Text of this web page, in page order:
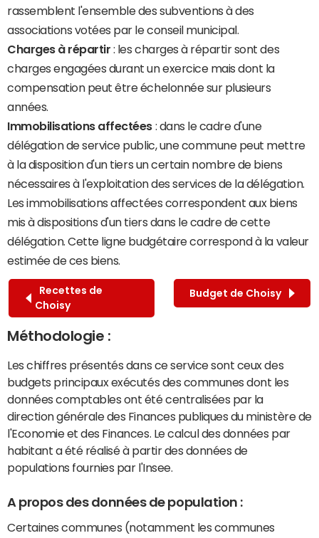
rassemblent l'ensemble des subventions à des
associations votées par le conseil municipal.
Charges à répartir : les charges à répartir sont des
charges engagées durant un exercice mais dont la
compensation peut être échelonnée sur plusieurs
années.
Immobilisations affectées : dans le cadre d'une
délégation de service public, une commune peut mettre
à la disposition d'un tiers un certain nombre de biens
nécessaires à l'exploitation des services de la délégation.
Les immobilisations affectées correspondent aux biens
mis à dispositions d'un tiers dans le cadre de cette
délégation. Cette ligne budgétaire correspond à la valeur
estimée de ces biens.
Recettes de
Choisy
Budget de Choisy
Méthodologie :
Les chiffres présentés dans ce service sont ceux des
budgets principaux exécutés des communes dont les
données comptables ont été centralisées par la
direction générale des Finances publiques du ministère de
l'Economie et des Finances. Le calcul des données par
habitant a été réalisé à partir des données de
populations fournies par l'Insee.
A propos des données de population :
Certaines communes (notamment les communes